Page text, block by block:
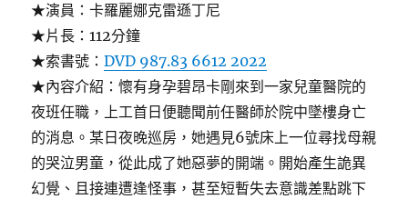
★演員：卡羅麗娜克雷遜丁尼
★片長：112分鐘
★索書號：DVD 987.83 6612 2022
★內容介紹：懷有身孕碧昂卡剛來到一家兒童醫院的
夜班任職，上工首日便聽聞前任醫師於院中墜樓身亡
的消息。某日夜晚巡房，她遇見6號床上一位尋找母親
的哭泣男童，從此成了她惡夢的開端。開始產生詭異
幻覺、且接連遭逢怪事，甚至短暫失去意識差點跳下